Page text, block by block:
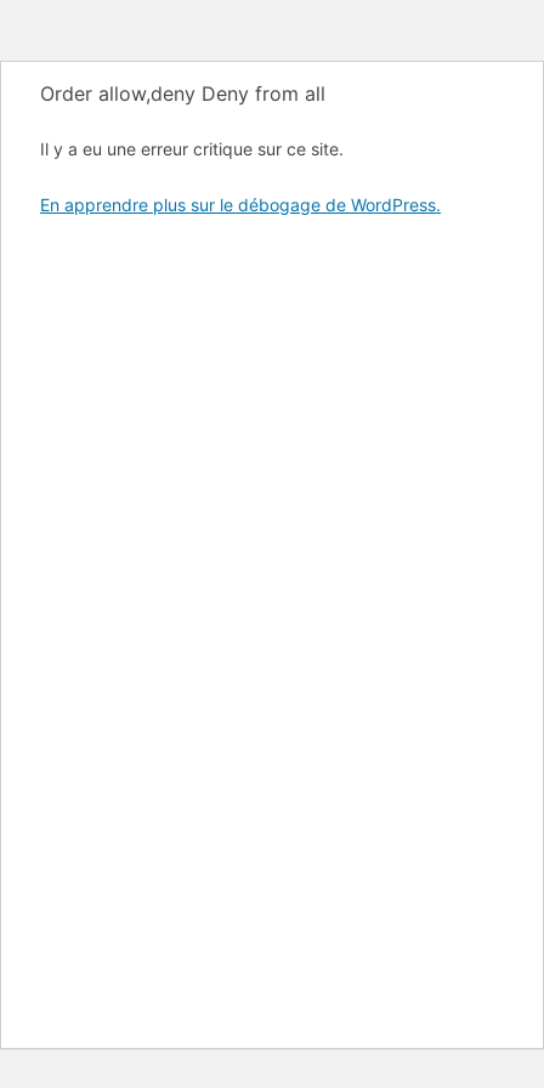
Order allow,deny Deny from all
Il y a eu une erreur critique sur ce site.
En apprendre plus sur le débogage de WordPress.